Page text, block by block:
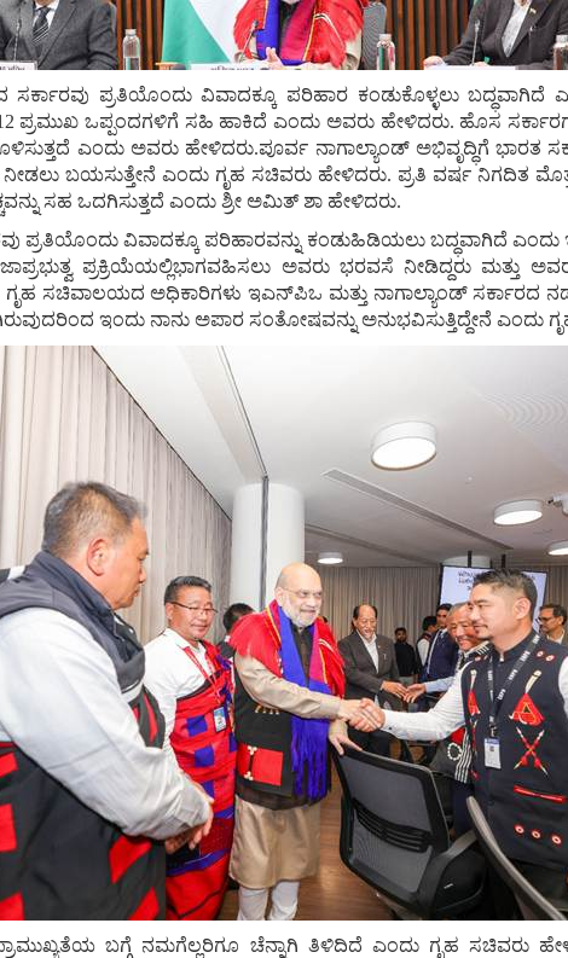
ಸರ್ಕಾರವು ಪ್ರತಿಯೊಂದು ವಿವಾದಕ್ಕೂ ಪರಿಹಾರ ಕಂಡುಕೊಳ್ಳಲು ಬದ್ಧವಾಗಿದೆ
ಪ್ರಮುಖ ಒಪ್ಪಂದಗಳಿಗೆ ಸಹಿ ಹಾಕಿದೆ ಎಂದು ಅವರು ಹೇಳಿದರು. ಹೊಸ
ಎಂದು ಅವರು ಹೇಳಿದರು.ಪೂರ್ವ ನಾಗಾಲ್ಯಾಂಡ್‌ ಅಭಿವೃದ್ಧಿಗೆ ಭಾರತ
ಬಯಸುತ್ತೇನೆ ಎಂದು ಗೃಹ ಸಚಿವರು ಹೇಳಿದರು. ಪ್ರತಿ ವರ್ಷ ನಿಗದಿತ
ಸಹ ಒದಗಿಸುತ್ತದೆ ಎಂದು ಶ್ರೀ ಅಮಿತ್‌ ಶಾ ಹೇಳಿದರು.
ಪ್ರತಿಯೊಂದು ವಿವಾದಕ್ಕೂ ಪರಿಹಾರವನ್ನು ಕಂಡುಹಿಡಿಯಲು ಬದ್ಧವಾಗಿದೆ
ಪ್ರಕ್ರಿಯೆಯಲ್ಲಿಭಾಗವಹಿಸಲು ಅವರು ಭರವಸೆ ನೀಡಿದ್ದರು ಮತ್ತು
ಗೃಹ ಸಚಿವಾಲಯದ ಅಧಿಕಾರಿಗಳು ಇಎನ್‌ಪಿಒ ಮತ್ತು ನಾಗಾಲ್ಯಾಂಡ್‌
ಇಂದು ನಾನು ಅಪಾರ ಸಂತೋಷವನ್ನು ಅನುಭವಿಸುತ್ತಿದ್ದೇನೆ ಎಂದು
ಬಗ್ಗೆ ನಮಗೆಲ್ಲರಿಗೂ ಚೆನ್ನಾಗಿ ತಿಳಿದಿದೆ ಎಂದು ಗೃಹ ಸಚಿವರು